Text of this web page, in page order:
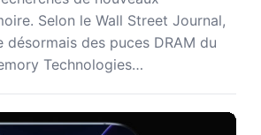
Selon le Wall Street Journal,
des puces DRAM du
Technologies…